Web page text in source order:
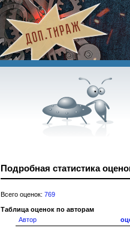
Подробная статистика
Всего оценок: 769
Таблица оценок по авторам
Автор